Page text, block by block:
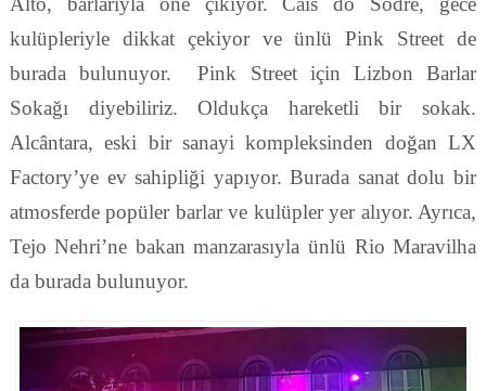
kulüpleriyle dikkat çekiyor ve ünlü Pink Street de
burada bulunuyor. Pink Street için Lizbon Barlar
Sokağı diyebiliriz. Oldukça hareketli bir sokak.
Alcântara, eski bir sanayi kompleksinden doğan LX
Factory’ye ev sahipliği yapıyor. Burada sanat dolu bir
atmosferde popüler barlar ve kulüpler yer alıyor. Ayrıca,
Tejo Nehri’ne bakan manzarasıyla ünlü Rio Maravilha
da burada bulunuyor.